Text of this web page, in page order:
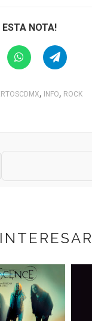
ESTA NOTA!
, INFO, ROCK